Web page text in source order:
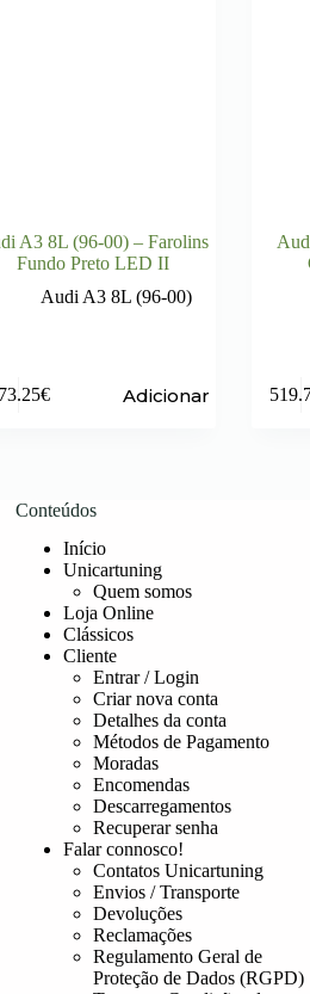
A3 8L (96-00) – Farolins
Fundo Preto LED II
Audi A3 8L (96-00)
€ Adicionar
Conteúdos
Início
Unicartuning
Quem somos
Loja Online
Clássicos
Cliente
Entrar / Login
Criar nova conta
Detalhes da conta
Métodos de Pagamento
Moradas
Encomendas
Descarregamentos
Recuperar senha
Falar connosco!
Contatos Unicartuning
Envios / Transporte
Devoluções
Reclamações
Regulamento Geral de
Proteção de Dados (RGPD)